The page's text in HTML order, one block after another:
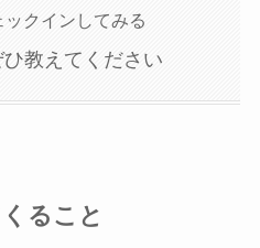
クインしてみる
教えてください
ること